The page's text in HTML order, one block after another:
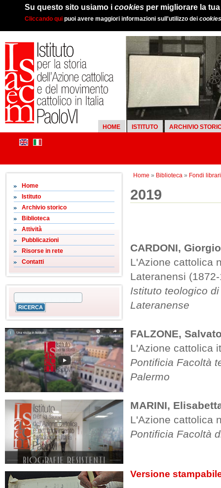
Su questo sito usiamo i cookies per migliorare la
Cliccando qui puoi avere maggiori informazioni sull'utilizzo dei cookies
HOME ISTITUTO ARCHIVIO
Home » Biblioteca» Fondi librari
Home
Istituto
Archivio storico
Biblioteca
Attività
Pubblicazioni
Risorse in rete
Contatti
2019
CARDONI, Giorgio
L'Azione cattolica
Lateranensi
Istituto teologico
Lateranense
FALZONE,
L'Azione cattolica
Pontificia Facoltà
Palermo
MARINI,
L'Azione cattolica
Pontificia Facoltà
Versione